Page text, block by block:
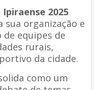
2025
sua organização e
equipes de
rurais,
da cidade.
como um